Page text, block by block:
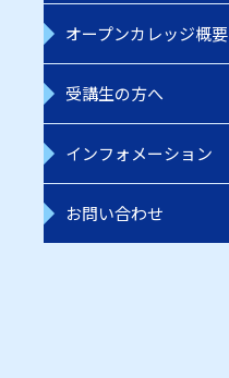
オープンカレッジ概要
受講生の方へ
インフォメーション
お問い合わせ